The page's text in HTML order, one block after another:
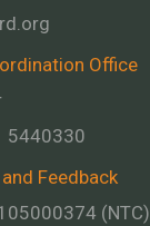
Office
5440330
Feedback
(NTC)